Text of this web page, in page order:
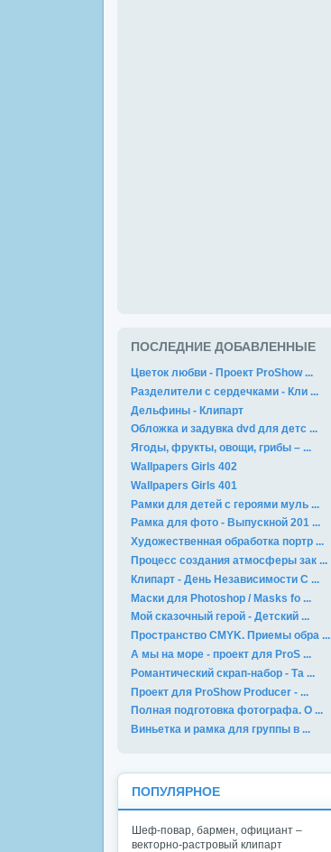
ПОСЛЕДНИЕ ДОБАВЛЕННЫЕ
Цветок любви - Проект ProShow ...
Разделители с сердечками - Кли ...
Дельфины - Клипарт
Обложка и задувка dvd для детс ...
Ягоды, фрукты, овощи, грибы – ...
Wallpapers Girls 402
Wallpapers Girls 401
Рамки для детей с героями муль ...
Рамка для фото - Выпускной 201 ...
Художественная обработка портр ...
Процесс создания атмосферы зак ...
Клипарт - День Независимости С ...
Маски для Photoshop / Masks fo ...
Мой сказочный герой - Детский ...
Пространство CMYK. Приемы обра ...
А мы на море - проект для ProS ...
Романтический скрап-набор - Та ...
Проект для ProShow Producer - ...
Полная подготовка фотографа. О ...
Виньетка и рамка для группы в ...
ПОПУЛЯРНОЕ
Шеф-повар, бармен, официант –
векторно-растровый клипарт